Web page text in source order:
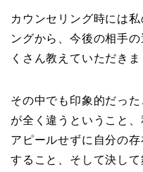
カウンセリング時には
ングから、今後の相手
くさん教えていただきま
その中でも印象的だっ
が全く違うということ
アピールせずに自分の
すること、そして決し